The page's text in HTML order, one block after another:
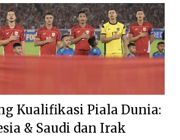
Kualifikasi Piala Dunia:
& Saudi dan Irak